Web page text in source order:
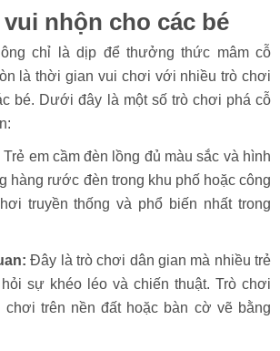
nhộn cho các bé
chỉ là dịp để thưởng thức mâm cỗ
là thời gian vui chơi với nhiều trò chơi
bé. Dưới đây là một số trò chơi phá cỗ
Trẻ em cầm đèn lồng đủ màu sắc và hình
hàng rước đèn trong khu phố hoặc công
truyền thống và phổ biến nhất trong
Đây là trò chơi dân gian mà nhiều trẻ
sự khéo léo và chiến thuật. Trò chơi
trên nền đất hoặc bàn cờ vẽ bằng